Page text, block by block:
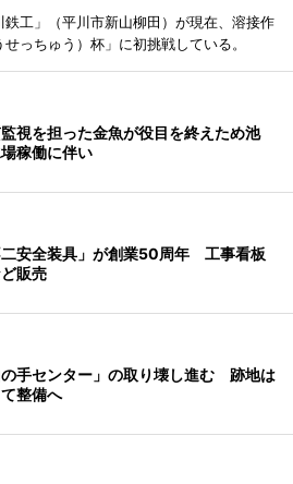
工」（平川市新山柳田）が現在、溶接作
っちゅう）杯」に初挑戦している。
視を担った金魚が役目を終えため池
稼働に伴い
安全装具」が創業50周年 工事看板
販売
手センター」の取り壊し進む 跡地は
整備へ